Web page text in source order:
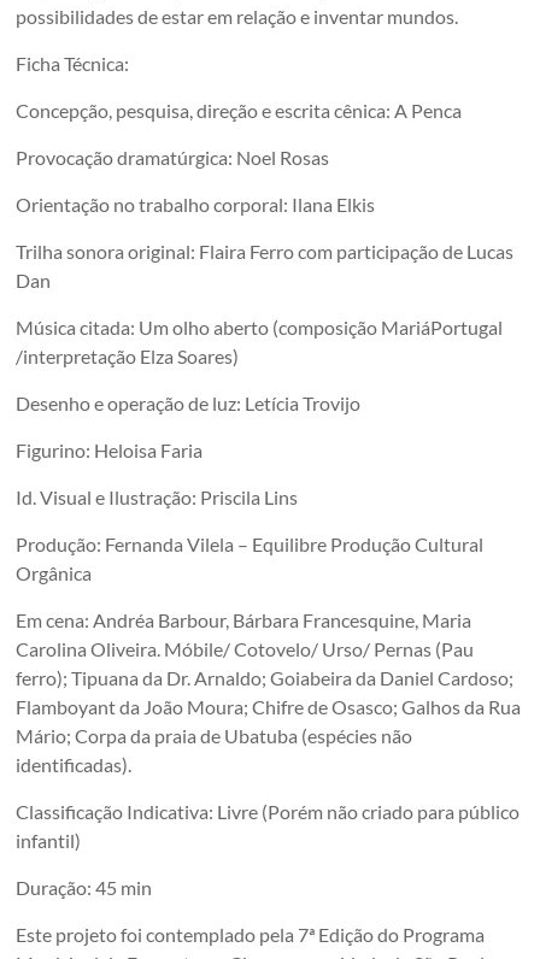
possibilidades de estar em relação e inventar mundos.
Ficha Técnica:
Concepção, pesquisa, direção e escrita cênica: A Penca
Provocação dramatúrgica: Noel Rosas
Orientação no trabalho corporal: Ilana Elkis
Trilha sonora original: Flaira Ferro com participação de Lucas
Dan
Música citada: Um olho aberto (composição MariáPortugal
/interpretação Elza Soares)
Desenho e operação de luz: Letícia Trovijo
Figurino: Heloisa Faria
Id. Visual e Ilustração: Priscila Lins
Produção: Fernanda Vilela – Equilibre Produção Cultural
Orgânica
Em cena: Andréa Barbour, Bárbara Francesquine, Maria
Carolina Oliveira. Móbile/ Cotovelo/ Urso/ Pernas (Pau
ferro); Tipuana da Dr. Arnaldo; Goiabeira da Daniel Cardoso;
Flamboyant da João Moura; Chifre de Osasco; Galhos da Rua
Mário; Corpa da praia de Ubatuba (espécies não
identiﬁcadas).
Classificação Indicativa: Livre (Porém não criado para público
infantil)
Duração: 45 min
Este projeto foi contemplado pela 7ª Edição do Programa